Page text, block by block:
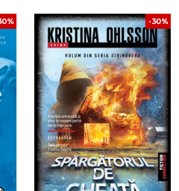
-30%